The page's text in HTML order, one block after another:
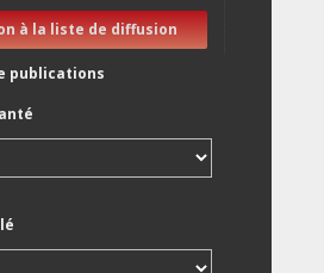
à la liste de diffusion
publications